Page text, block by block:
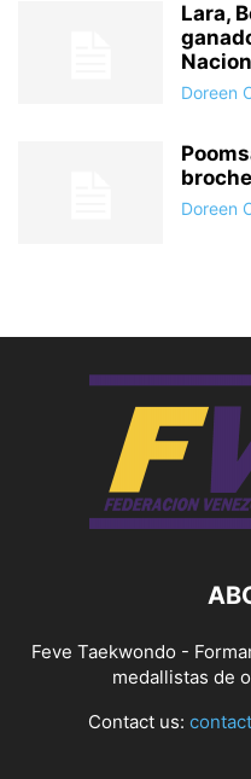
Lara,
Doreen
Doreen
Feve Taekwondo -
medallistas de
Contact us: